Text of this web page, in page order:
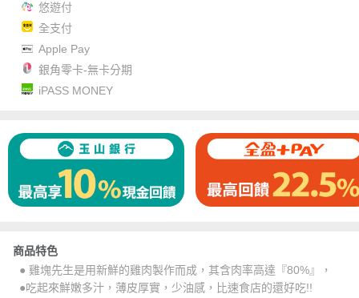
悠遊付
全支付
Apple Pay
銀角零卡-無卡分期
iPASS MONEY
商品特色
● 雞塊先生是用新鮮的雞肉製作而成，其含肉率高達『80%』，
●吃起來鮮嫩多汁，薄皮厚實，少油感，比速食店的還好吃!!